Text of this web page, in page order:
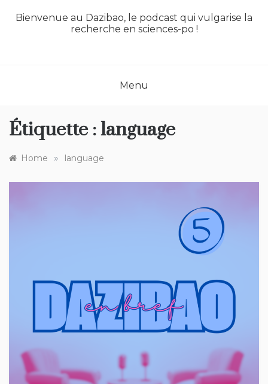
Bienvenue au Dazibao, le podcast qui vulgarise la
recherche en sciences-po !
Menu
Étiquette :language
Home » language